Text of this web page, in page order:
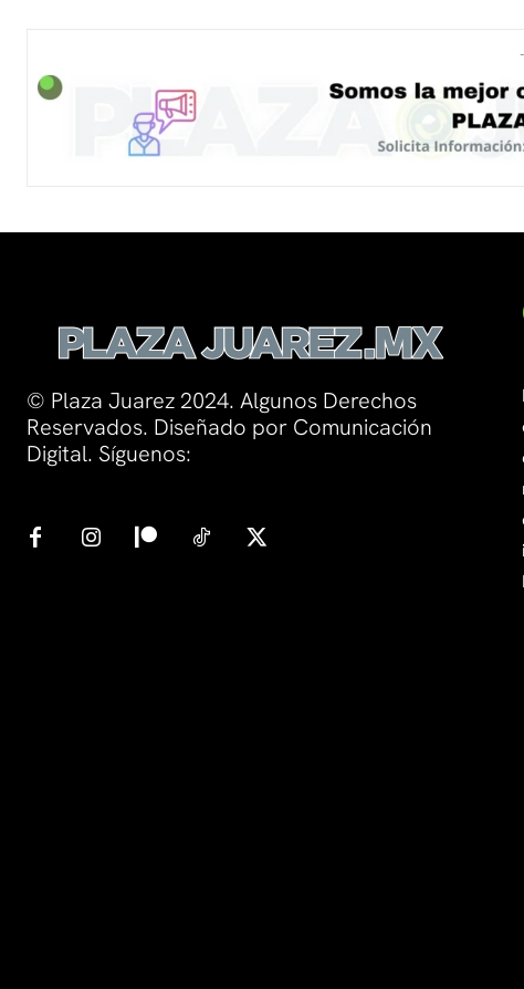
© Plaza Juarez 2024. Algunos Derechos
Reservados. Diseñado por Comunicación
Digital. Síguenos: